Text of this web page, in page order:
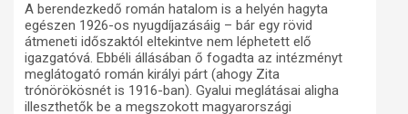
A berendezkedő román hatalom is a helyén hagyta
egészen 1926-os nyugdíjazásáig – bár egy rövid
átmeneti időszaktól eltekintve nem léphetett elő
igazgatóvá. Ebbéli állásában ő fogadta az intézményt
meglátogató román királyi párt (ahogy Zita
trónörökösnét is 1916-ban). Gyalui meglátásai aligha
illeszthetők be a megszokott magyarországi